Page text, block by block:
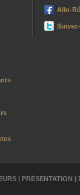
Allo-
| PRÉSENTATION |